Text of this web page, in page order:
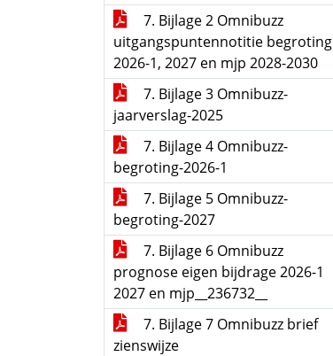
7. Bijlage 2 Omnibuzz
uitgangspuntennotitie begroting
2026-1, 2027 en mjp 2028-2030
7. Bijlage 3 Omnibuzz-
jaarverslag-2025
7. Bijlage 4 Omnibuzz-
begroting-2026-1
7. Bijlage 5 Omnibuzz-
begroting-2027
7. Bijlage 6 Omnibuzz
prognose eigen bijdrage 2026-1
2027 en mjp__236732__
7. Bijlage 7 Omnibuzz brief
zienswijze